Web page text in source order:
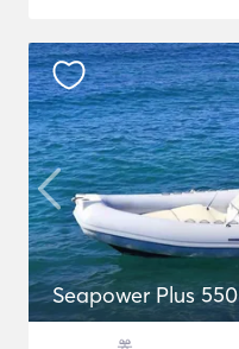
Seapower Plus 550